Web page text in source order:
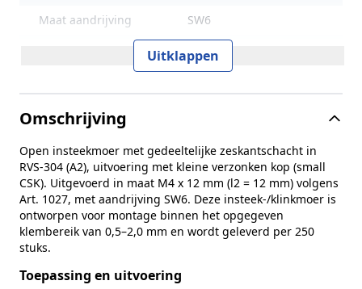
Maat aandrijving
SW6
hexagon, open type
Klembereik
0,5-2,0 mm
Lengte (L)
Norm en type
Art. 1027
Maat (e)
6,5 mm
Kophoogte (k)
0,6 mm
Maat (d2)
5,9 mm
Hoogte (m)
Uitklappen
Omschrijving
Open insteekmoer met gedeeltelijke zeskantschacht in
RVS‑304 (A2), uitvoering met kleine verzonken kop (small
CSK). Uitgevoerd in maat M4 x 12 mm (l2 = 12 mm) volgens
Art. 1027, met aandrijving SW6. Deze insteek‑/klinkmoer is
ontworpen voor montage binnen het opgegeven
klembereik van 0,5–2,0 mm en wordt geleverd per 250
stuks.
Toepassing en uitvoering